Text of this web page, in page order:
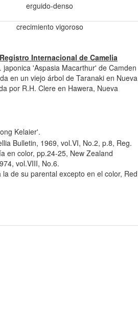
erguido-denso
crecimiento vigoroso
Internacional de Camelia
japonica 'Aspasia Macarthur' de Camden
en un viejo árbol de Taranaki en Nueva
por R.H. Clere en Hawera, Nueva
Kelaier'.
Bulletin, 1969, vol.VI, No.2, p.8, Reg.
en color, pp.24-25, New Zealand
vol.VIII, No.6.
de su parental excepto en el color, Red